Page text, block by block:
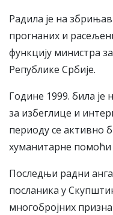
Радила је на
прогнаних и
функцију министра
Републике Србије.
Године 1999. била је
за избеглице и
периоду се активно
хуманитарне помоћи
Последњи радни
посланика у
многобројних